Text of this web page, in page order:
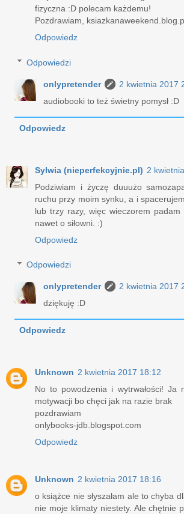
fizyczna :D polecam każdemu!
Pozdrawiam,
Odpowiedz
Odpowiedzi
onlypretender
2 kwietnia 2017
audiobooki to też świetny pomysł :D
Odpowiedz
Sylwia (nieperfekcyjnie.pl) 2
Podziwiam i życzę duuużo
ruchu przy moim synku, a i
lub trzy razy, więc wieczorem
nawet o siłowni. :)
Odpowiedz
Odpowiedzi
onlypretender
2 kwietnia 2017
dziękuję :D
Odpowiedz
Unknown 2 kwietnia 2017 18:12
No to powodzenia i wytrwałości! Ja
motywacji bo chęci jak na razie brak
pozdrawiam
onlybooks-jdb.blogspot.com
Odpowiedz
Unknown 2 kwietnia 2017 18:16
o książce nie słyszałam ale to chyba
nie moje klimaty niestety. Ale chętnie